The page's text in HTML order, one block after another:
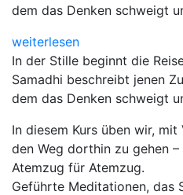
dem das Denken schweigt
weiterlesen
In der Stille beginnt die
Samadhi beschreibt jenen
dem das Denken schweigt
In diesem Kurs üben wir,
den Weg dorthin zu gehen
Atemzug für Atemzug.
Geführte Meditationen, das